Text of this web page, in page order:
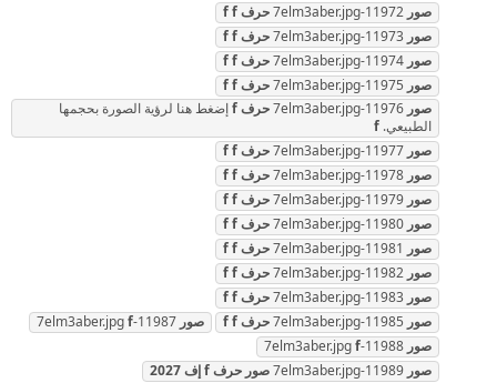
صور
حرف ff
صور
حرف ff
صور
حرف ff
صور
حرف ff
صور
حرفfإضغط هنا لرؤية الصورة بحجمها
الطبيعي. f
صور
حرف ff
صور
حرف ff
صور
حرف ff
صور
حرف ff
صور
حرف ff
صور
حرف ff
صور
حرف ff
صور
حرف ff صور
f
صور
f
صور
صور حرفfإف2027